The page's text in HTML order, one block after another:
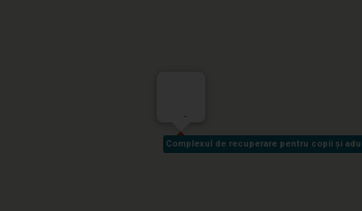
Complexul de recuperare pentru copii și
Complexul de recuperare pentru copii și
-